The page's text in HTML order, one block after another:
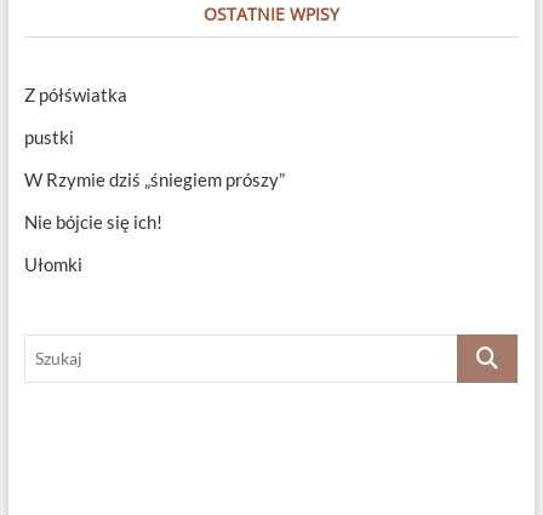
OSTATNIE WPISY
Z półświatka
pustki
W Rzymie dziś „śniegiem prószy”
Nie bójcie się ich!
Ułomki
Szukaj